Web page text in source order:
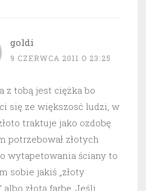
goldi
9 CZERWCA 2011 O 23:25
z tobą jest ciężka bo
się ze większosć ludzi, w
traktuje jako ozdobę.
potrzebował złotych
wytapetowania ściany to
sobie jakiś „złoty
albo złotą farbę. Jeśli